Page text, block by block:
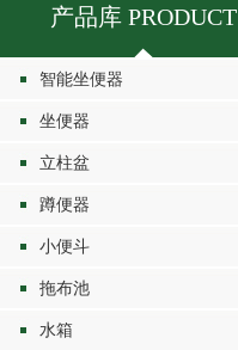
产品库 PRODUCT
智能坐便器
坐便器
立柱盆
蹲便器
小便斗
拖布池
水箱